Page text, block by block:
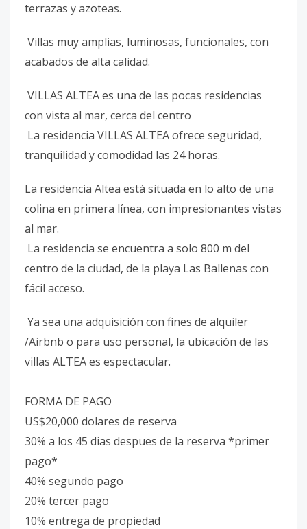
terrazas y azoteas.
Villas muy amplias, luminosas, funcionales, con
acabados de alta calidad.
VILLAS ALTEA es una de las pocas residencias
con vista al mar, cerca del centro
La residencia VILLAS ALTEA ofrece seguridad,
tranquilidad y comodidad las 24 horas.
La residencia Altea está situada en lo alto de una
colina en primera línea, con impresionantes vistas
al mar.
La residencia se encuentra a solo 800 m del
centro de la ciudad, de la playa Las Ballenas con
fácil acceso.
Ya sea una adquisición con fines de alquiler
/Airbnb o para uso personal, la ubicación de las
villas ALTEA es espectacular.
FORMA DE PAGO
US$20,000 dolares de reserva
30% a los 45 dias despues de la reserva *primer
pago*
40% segundo pago
20% tercer pago
10% entrega de propiedad